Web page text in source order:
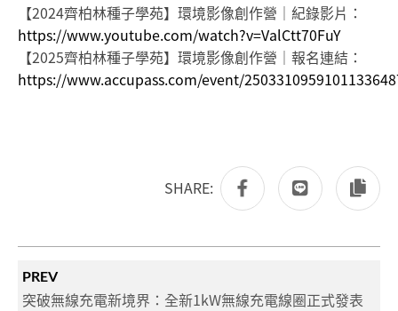
【2024齊柏林種子學苑】環境影像創作營｜紀錄影片：
https://www.youtube.com/watch?v=ValCtt70FuY
【2025齊柏林種子學苑】環境影像創作營｜報名連結：
https://www.accupass.com/event/
SHARE:
PREV
突破無線充電新境界：全新1kW無線充電線圈正式發表